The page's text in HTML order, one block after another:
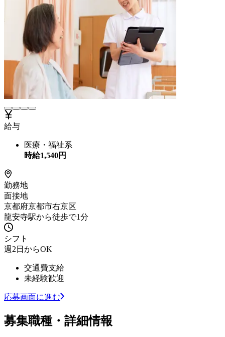
給与
医療・福祉系
時給1,540円
勤務地
面接地
京都府京都市右京区
龍安寺駅から徒歩で1分
シフト
週2日からOK
交通費支給
未経験歓迎
応募画面に進む
募集職種・詳細情報